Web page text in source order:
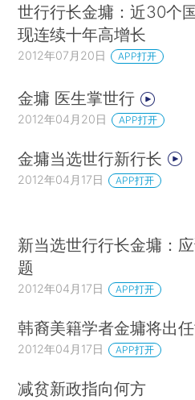
世行行长金墉：近30个
现连续十年高增长
2012年07月20日 APP打开
金墉 医生掌世行
2012年04月20日 APP打开
金墉当选世行新行长
2012年04月17日 APP打开
新当选世行行长金墉：
题
2012年04月17日 APP打开
韩裔美籍学者金墉将出
2012年04月17日 APP打开
减贫新政指向何方